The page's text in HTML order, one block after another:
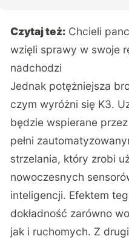
Czytaj też: Chcieli
wzięli sprawy w swoje
nadchodzi
Jednak potężniejsza
czym wyróżni się K3.
będzie wspierane
pełni
strzelania, który zrobi
nowoczesnych
inteligencji. Efektem
dokładność zarówno
jak i ruchomych. Z